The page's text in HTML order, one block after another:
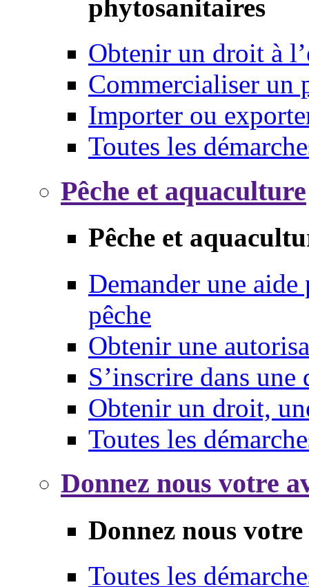
phytosanitaires
Obtenir un droit à
Commercialiser un
Importer ou
Toutes les
Pêche et aquaculture
Pêche et
Demander une
pêche
Obtenir une
S’inscrire dans une
Obtenir un droit,
Toutes les
Donnez nous votre
Donnez nous
Toutes les